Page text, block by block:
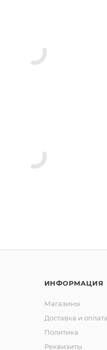
ИНФОРМАЦИЯ
Магазины
Доставка и оплата
Политика
Реквизиты